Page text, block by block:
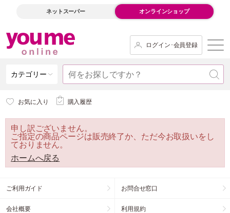
ネットスーパー オンラインショップ
ログイン･会員登録
カテゴリー
お気に入り 購入履歴
申し訳ございません。
ご指定の商品ページは販売終了か、ただ今お取扱いをし
ておりません。
ホームへ戻る
ご利用ガイド お問合せ窓口
会社概要 利用規約